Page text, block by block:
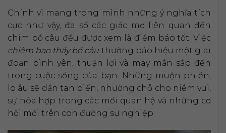
Chính vì mang trong mình những ý nghĩa tích
cực như vậy, đa số các giấc mơ liên quan đến
chim bồ câu đều được xem là điềm báo tốt. Việc
chiêm bao thấy bồ câu thường báo hiệu một giai
đoạn bình yên, thuận lợi và may mắn sắp đến
trong cuộc sống của bạn. Những muộn phiền,
lo âu sẽ dần tan biến, nhường chỗ cho niềm vui,
sự hòa hợp trong các mối quan hệ và những cơ
hội mới trên con đường sự nghiệp.